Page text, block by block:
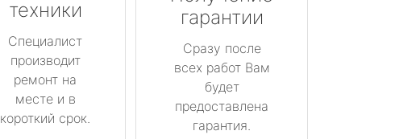
техники
Специалист
производит
ремонт на
месте и в
короткий срок.
гарантии
Сразу после
всех работ Вам
будет
предоставлена
гарантия.